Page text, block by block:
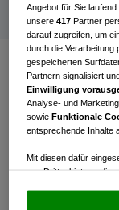
Die
Meisterschaft
Boleslav
64 Herren und
Sicht am Start
Angebot für Sie
unsere417 Partner
darauf zugreifen, um
durch die Verarbeitung
gespeicherten
Partnern signalisiert
Einwilligung
Analyse- und
sowieFunktionale
entsprechende Inhalte
Mit diesen dafür
von Drittanbietern, die